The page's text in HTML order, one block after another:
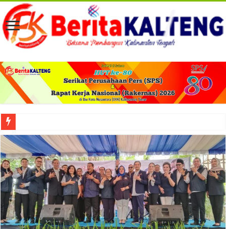
Viral! Selama Dua Bulan Lebih Siltap Serta Tunjangan Pemdes dan BPD di